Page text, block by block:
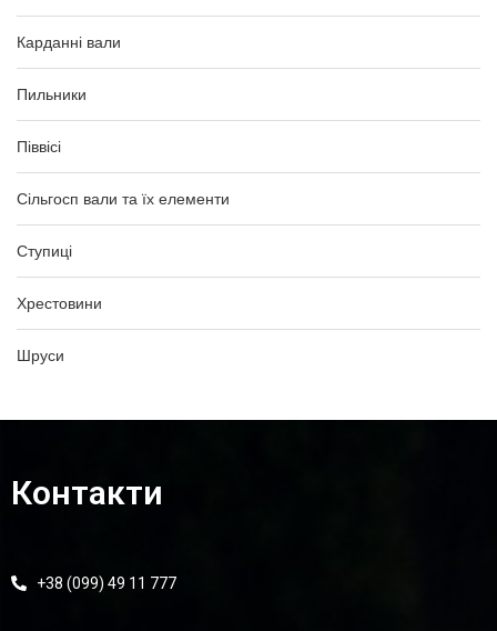
Карданні вали
Пильники
Піввісі
Сільгосп вали та їх елементи
Ступиці
Хрестовини
Шруси
Контакти
+38 (099) 49 11 777